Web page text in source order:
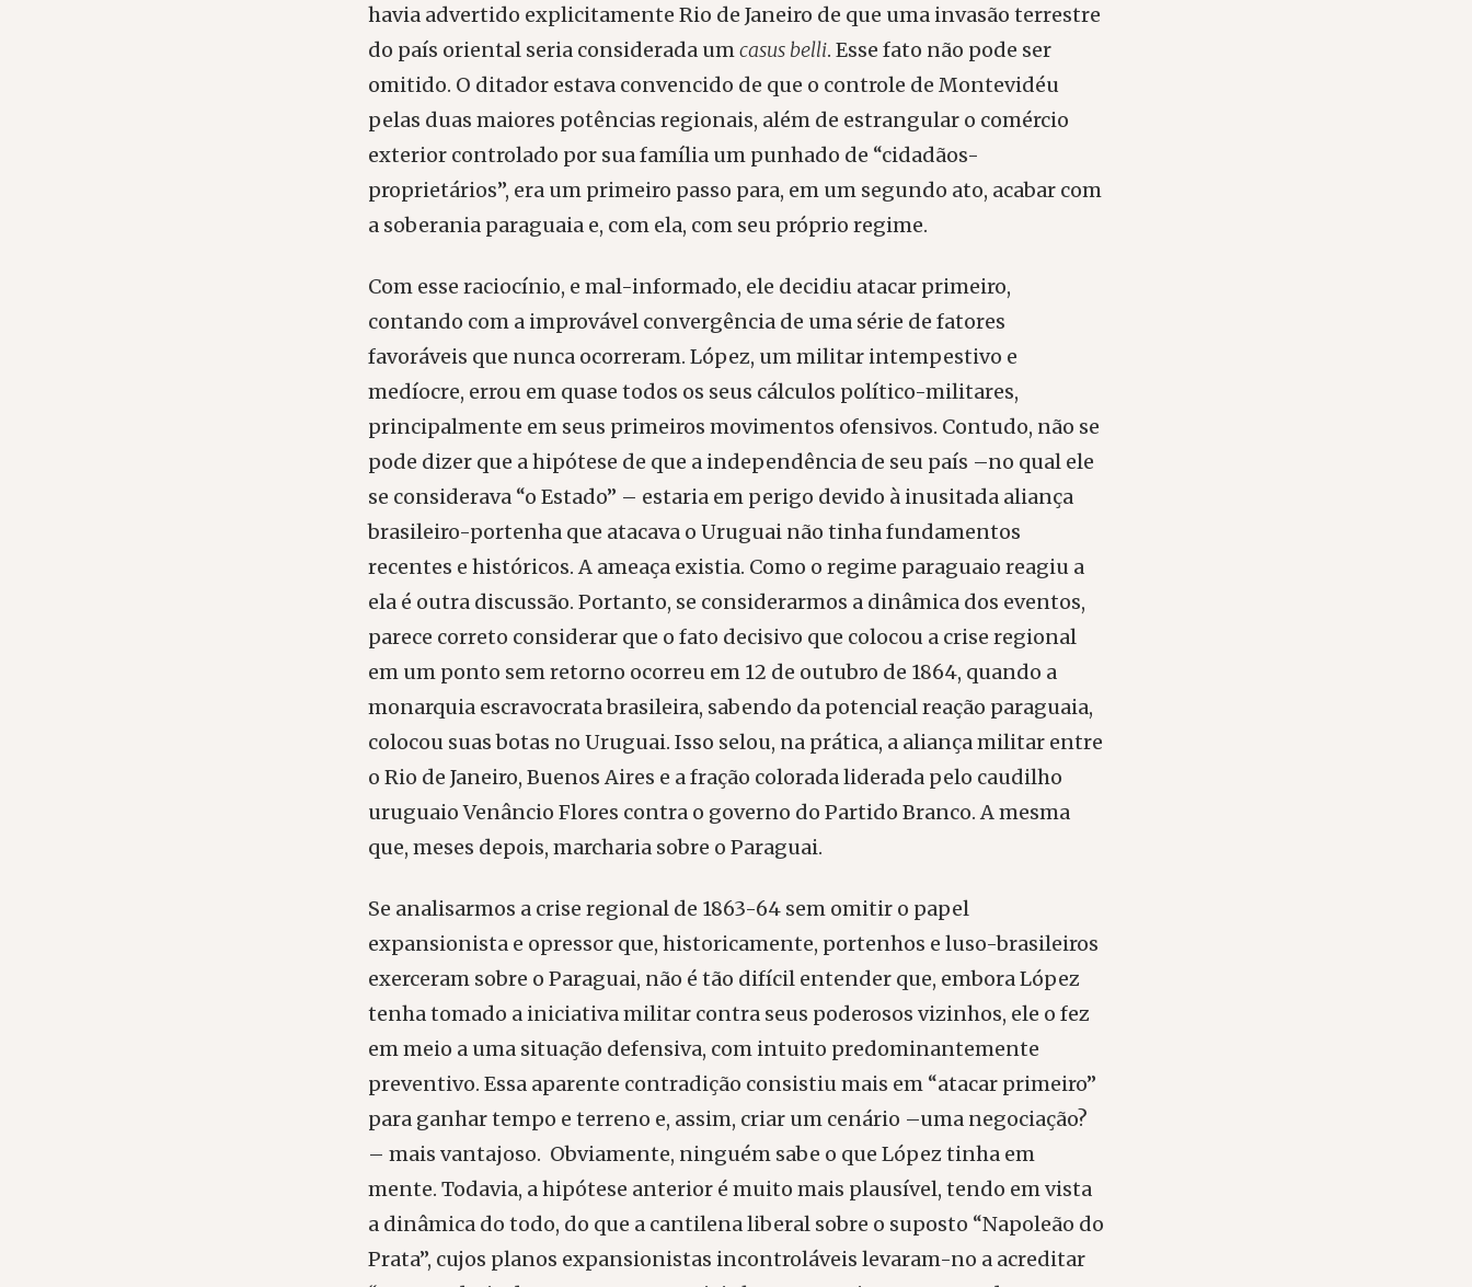
havia advertido explicitamente Rio de Janeiro de que uma invasão terrestre
do país oriental seria considerada umcasus belli. Esse fato não pode ser
omitido. O ditador estava convencido de que o controle de Montevidéu
pelas duas maiores potências regionais, além de estrangular o comércio
exterior controlado por sua família um punhado de “cidadãos-
proprietários”, era um primeiro passo para, em um segundo ato, acabar com
a soberania paraguaia e, com ela, com seu próprio regime.
Com esse raciocínio, e mal-informado, ele decidiu atacar primeiro,
contando com a improvável convergência de uma série de fatores
favoráveis que nunca ocorreram. López, um militar intempestivo e
medíocre, errou em quase todos os seus cálculos político-militares,
principalmente em seus primeiros movimentos ofensivos. Contudo, não se
pode dizer que a hipótese de que a independência de seu país –no qual ele
se considerava “o Estado” – estaria em perigo devido à inusitada aliança
brasileiro-portenha que atacava o Uruguai não tinha fundamentos
recentes e históricos. A ameaça existia. Como o regime paraguaio reagiu a
ela é outra discussão. Portanto, se considerarmos a dinâmica dos eventos,
parece correto considerar que o fato decisivo que colocou a crise regional
em um ponto sem retorno ocorreu em 12 de outubro de 1864, quando a
monarquia escravocrata brasileira, sabendo da potencial reação paraguaia,
colocou suas botas no Uruguai. Isso selou, na prática, a aliança militar entre
o Rio de Janeiro, Buenos Aires e a fração colorada liderada pelo caudilho
uruguaio Venâncio Flores contra o governo do Partido Branco. A mesma
que, meses depois, marcharia sobre o Paraguai.
Se analisarmos a crise regional de 1863-64 sem omitir o papel
expansionista e opressor que, historicamente, portenhos e luso-brasileiros
exerceram sobre o Paraguai, não é tão difícil entender que, embora López
tenha tomado a iniciativa militar contra seus poderosos vizinhos, ele o fez
em meio a uma situação defensiva, com intuito predominantemente
preventivo. Essa aparente contradição consistiu mais em “atacar primeiro”
para ganhar tempo e terreno e, assim, criar um cenário –uma negociação?
– mais vantajoso. Obviamente, ninguém sabe o que López tinha em
mente. Todavia, a hipótese anterior é muito mais plausível, tendo em vista
a dinâmica do todo, do que a cantilena liberal sobre o suposto “Napoleão do
Prata”, cujos planos expansionistas incontroláveis levaram-no a acreditar